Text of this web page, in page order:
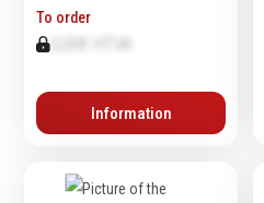
To order
0,00€ HTVA
Information